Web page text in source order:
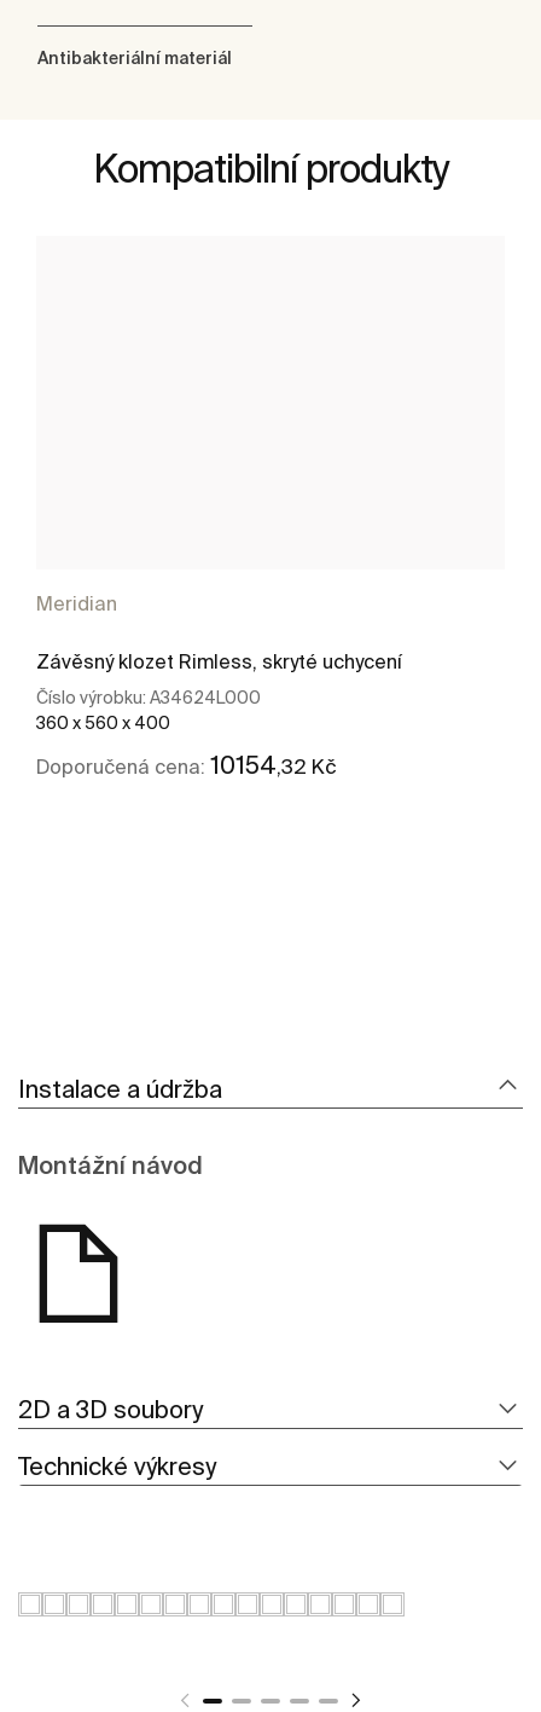
Antibakteriální materiál
Kompatibilní produkty
Meridian
Závěsný klozet Rimless, skryté uchycení
Číslo výrobku: A34624L000
360 x 560 x 400
Doporučená cena: 10154,32 Kč
Instalace a údržba
Montážní návod
2D a 3D soubory
Technické výkresy